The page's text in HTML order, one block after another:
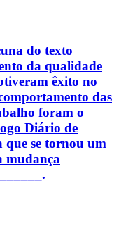
do texto
da qualidade
êxito no
das
foram o
Diário de
se tornou um
mudança